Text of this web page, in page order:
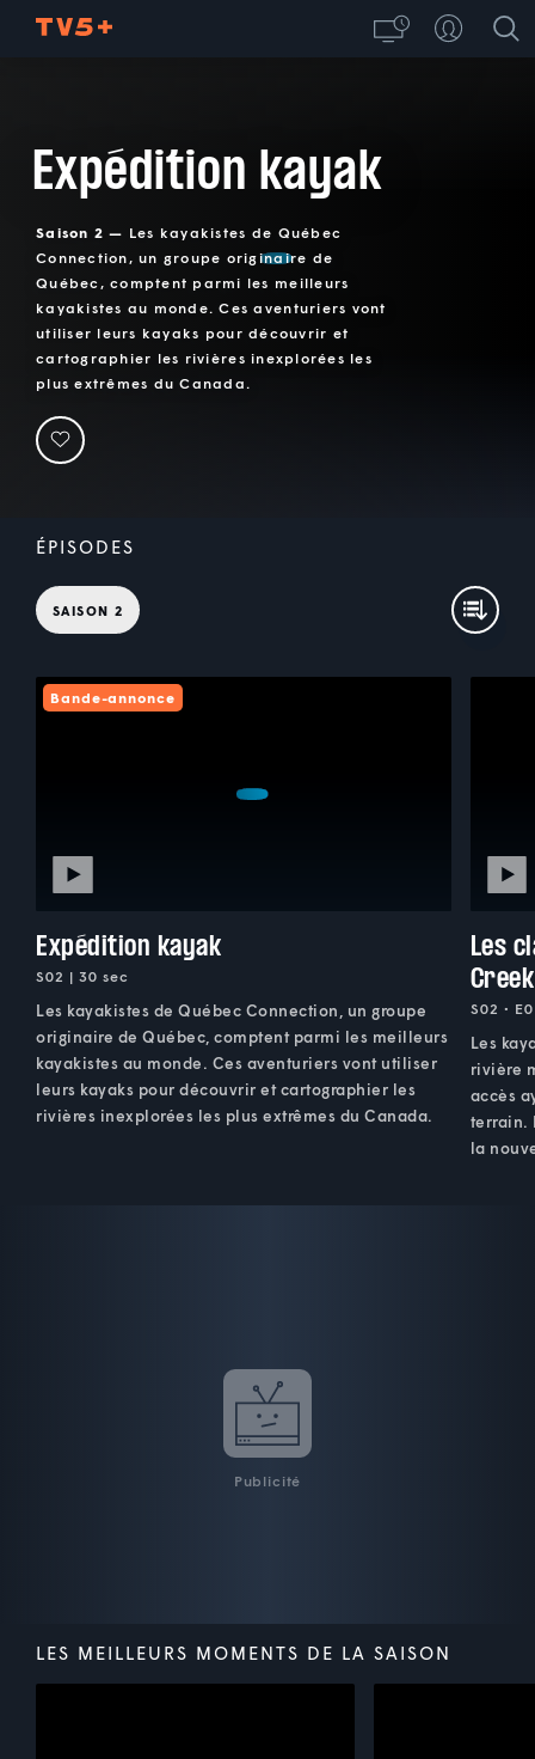
Expédition kayak
Saison 2 — Les kayakistes de Québec
Connection, un groupe originaire de
Québec, comptent parmi les meilleurs
kayakistes au monde. Ces aventuriers vont
utiliser leurs kayaks pour découvrir et
cartographier les rivières inexplorées les
plus extrêmes du Canada.
ÉPISODES
SAISON 2
Bande-annonce
Expédition kayak
S02 | 30 sec
Les kayakistes de Québec Connection, un groupe
originaire de Québec, comptent parmi les meilleurs
kayakistes au monde. Ces aventuriers vont utiliser
leurs kayaks pour découvrir et cartographier les
rivières inexplorées les plus extrêmes du Canada.
Les
Creek
S02 •
Les
rivière
accès
terrain.
la
Publicité
LES MEILLEURS MOMENTS DE LA SAISON